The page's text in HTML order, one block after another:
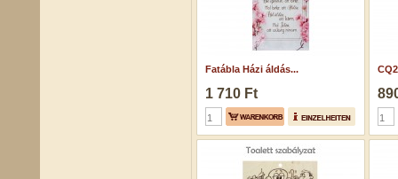
Fatábla Házi áldás...
1 710 Ft